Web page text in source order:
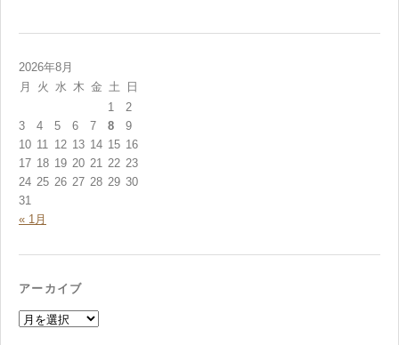
2026年8月
月
火 水 木 金 土
日
1
2
3
4 5 6 7 8
9
10 11 12 13 14 15 16
17 18 19 20 21 22 23
24 25 26 27 28 29 30
31
« 1月
アーカイブ
ア
ー